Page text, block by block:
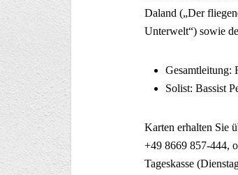
Daland („Der
Unterwelt“) sowie
Gesamtleitung:
Solist: Bassist
Karten erhalten Sie
+49 8669 857-444,
Tageskasse